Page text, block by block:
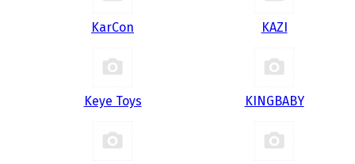
KarCon KAZI
Keye Toys KINGBABY